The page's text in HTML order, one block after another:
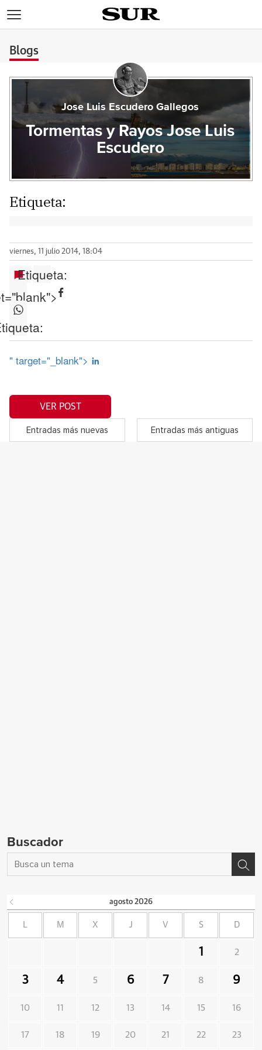
Blogs
Jose Luis Escudero Gallegos
Tormentas y Rayos Jose Luis
Escudero
Etiqueta:
viernes, 11 julio 2014, 18:04
Etiqueta:
" target="_blank">
VER POST
Entradas más nuevas Entradas más antiguas
Buscador
agosto 2026
L M X J V S D
1 2
3 4 5 6 7 8 9
10 11 12 13 14 15 16
17 18 19 20 21 22 23